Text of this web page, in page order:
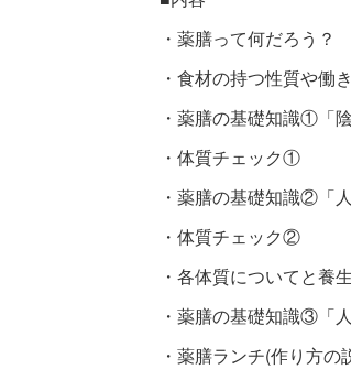
・薬膳って何だろう？
・食材の持つ性質や働
・薬膳の基礎知識①「陰
・体質チェック①
・薬膳の基礎知識②「
・体質チェック②
・各体質についてと養
・薬膳の基礎知識③「
・薬膳ランチ(作り方